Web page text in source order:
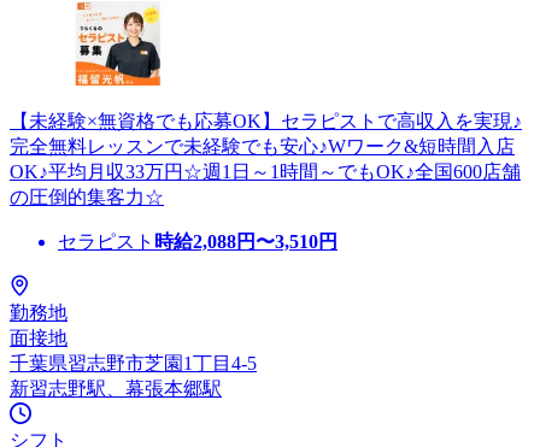
【未経験×無資格でも応募OK】セラピストで高収入を実現♪
完全無料レッスンで未経験でも安心♪Wワーク&短時間入店
OK♪平均月収33万円☆週1日～1時間～でもOK♪全国600店舗
の圧倒的集客力☆
セラピスト 時給2,088円〜3,510円
勤務地
面接地
千葉県習志野市芝園1丁目4-5
新習志野駅、幕張本郷駅
シフト